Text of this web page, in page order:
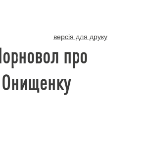
версія для друку
про